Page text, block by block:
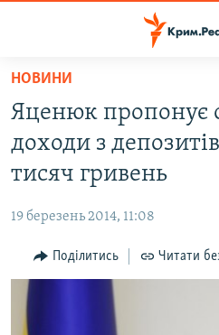
Перейти
основного
матеріалу
до
основної
навігації
Перейти
до
пошуку
ВОДА.КРИМ
БЛОГИ
ПОГЛЯД
ІНТЕРВ'Ю
ВСЕ ЗА ДЕНЬ
НОВИНИ
Яценюк пропонує
доходи з
тисяч гривень
19 березень 2014, 11:08
Поділитись Читати